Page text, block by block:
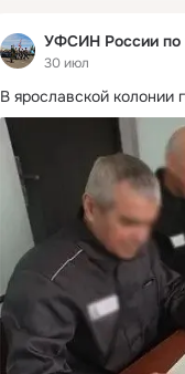
УФСИН России по
30 июл
В ярославской колонии